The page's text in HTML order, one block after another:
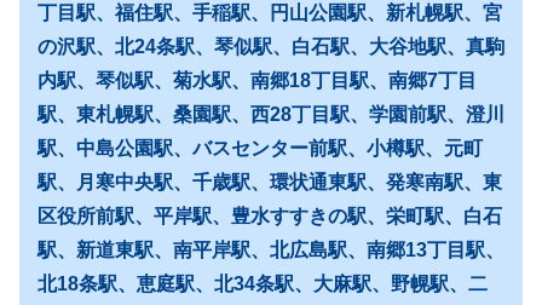
丁目駅、福住駅、手稲駅、円山公園駅、新札幌駅、宮
の沢駅、北24条駅、琴似駅、白石駅、大谷地駅、真駒
内駅、琴似駅、菊水駅、南郷18丁目駅、南郷7丁目
駅、東札幌駅、桑園駅、西28丁目駅、学園前駅、澄川
駅、中島公園駅、バスセンター前駅、小樽駅、元町
駅、月寒中央駅、千歳駅、環状通東駅、発寒南駅、東
区役所前駅、平岸駅、豊水すすきの駅、栄町駅、白石
駅、新道東駅、南平岸駅、北広島駅、南郷13丁目駅、
北18条駅、恵庭駅、北34条駅、大麻駅、野幌駅、二